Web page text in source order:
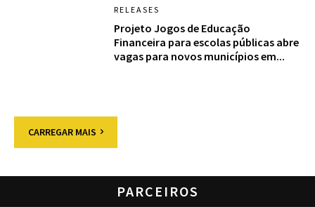
RELEASES
Projeto Jogos de Educação
Financeira para escolas públicas abre
vagas para novos municípios em...
CARREGAR MAIS
PARCEIROS